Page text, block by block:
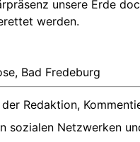
unsere Erde
werden.
Bad Fredeburg
Redaktion,
sozialen Netzwerken